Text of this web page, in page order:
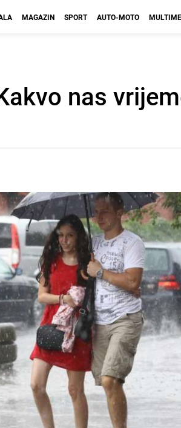
MAGAZIN SPORT AUTO-MOTO
nas